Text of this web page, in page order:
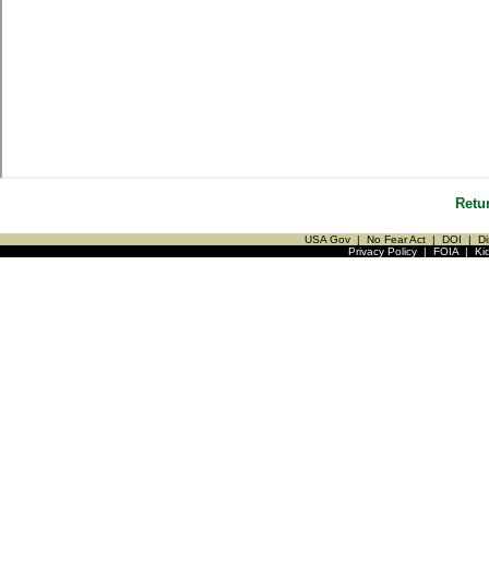
USA Gov | No Fear Act | DOI |
Privacy Policy| FOIA|